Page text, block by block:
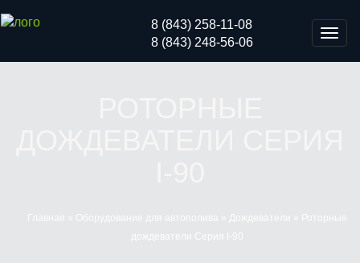
8 (843) 258-11-08
8 (843) 248-56-06
Главная » Оборудование для автополива » Дождеватели »
Роторные
дождеватели Серия I-90